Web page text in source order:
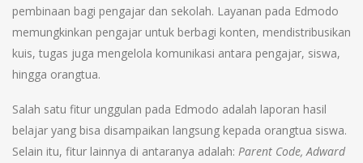
pembinaan bagi pengajar dan sekolah. Layanan pada Edmodo
memungkinkan pengajar untuk berbagi konten, mendistribusikan
kuis, tugas juga mengelola komunikasi antara pengajar, siswa,
hingga orangtua.
Salah satu fitur unggulan pada Edmodo adalah laporan hasil
belajar yang bisa disampaikan langsung kepada orangtua siswa.
Selain itu, fitur lainnya di antaranya adalah: Parent Code, Adward